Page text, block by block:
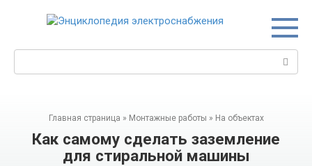
Главная страница » Монтажные работы » На объектах
Как самому сделать заземление
для стиральной машины